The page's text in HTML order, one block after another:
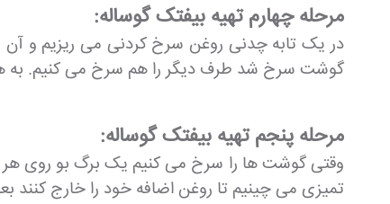
مرحله چهارم تهیه بیفتک گوساله:
در یک تابه چدنی روغن سرخ کردنی می ریزیم و آن
گوشت سرخ شد طرف دیگر را هم سرخ می کنیم. به
مرحله پنجم تهیه بیفتک گوساله:
وقتی گوشت ها را سرخ می کنیم یک برگ بو روی
تمیزی می چینیم تا روغن اضافه خود را خارج کنند